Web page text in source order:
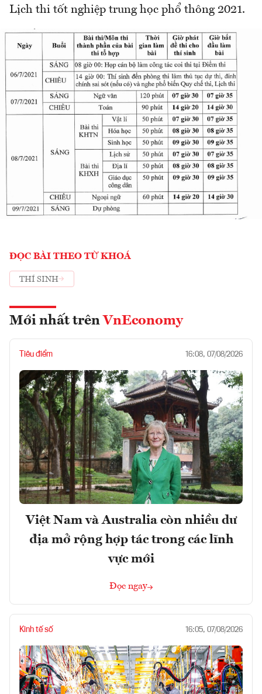
Lịch thi tốt nghiệp trung học phổ thông 2021.
ĐỌC BÀI THEO TỪ KHOÁ
THÍ SINH
Mới nhất trên VnEconomy
Tiêu điểm 16:08, 07/08/2026
Việt Nam và Australia còn nhiều dư
địa mở rộng hợp tác trong các lĩnh
vực mới
Đọc ngay
Kinh tế số 16:05, 07/08/2026